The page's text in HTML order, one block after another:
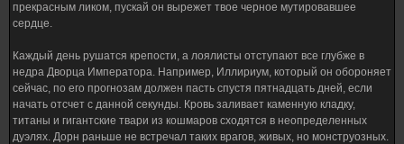
прекрасным ликом, пускай он вырежет твое черное мутировавшее
сердце.
Каждый день рушатся крепости, а лоялисты отступают все глубже в
недра Дворца Императора. Например, Иллириум, который он обороняет
сейчас, по его прогнозам должен пасть спустя пятнадцать дней, если
начать отсчет с данной секунды. Кровь заливает каменную кладку,
титаны и гигантские твари из кошмаров сходятся в неопределенных
дуэлях. Дорн раньше не встречал таких врагов, живых, но монструозных.